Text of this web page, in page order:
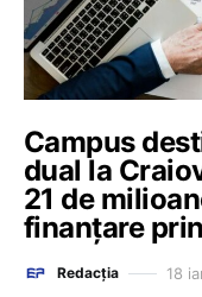
Campus
dual la
21 de
finanțare
Redacția 18